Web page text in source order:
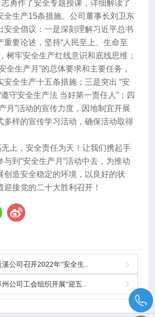
勇作了安全专题授课，详细解读了
全生产15条措施。公司董事长刘卫东
安全倡议：一是深刻理解习近平总书
重要论述，坚持“人民至上、生命至
树牢安全生产红线意识和底线思维；
全生产月”的总体要求和主要任务，
安全生产十五条措施；三是突出 “安
遵守安全生产法 当好第一责任人” ；四
月”活动的宣传力度，因地制宜开展
多样的宣传学习活动，确保活动取得
上，安全责任为天！让我们携起手
与到“安全生产月”活动中去，为推动
创造安全稳定的环境，以良好的状
迎接党的二十大胜利召开！
公司召开2022年“安全生..
州公司工会组织开展“迎五..